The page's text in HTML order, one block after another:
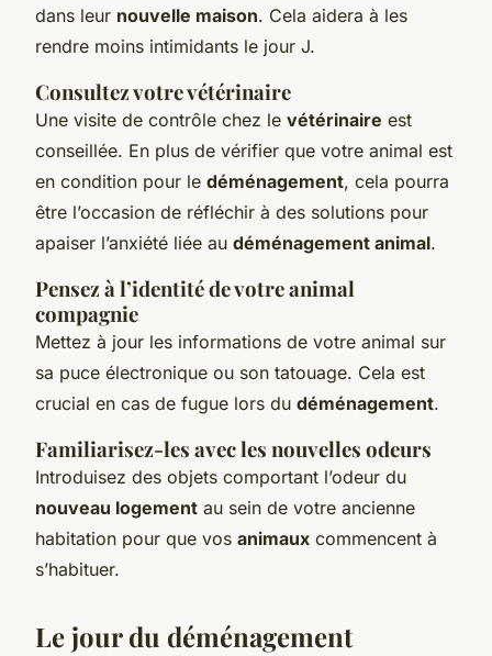
dans leur nouvelle maison. Cela aidera à les
rendre moins intimidants le jour J.
Consultez votrevétérinaire
Une visite de contrôle chez le vétérinaire est
conseillée. En plus de vérifier que votre animal est
en condition pour le déménagement, cela pourra
être l’occasion de réfléchir à des solutions pour
apaiser l’anxiété liée au déménagement animal.
Pensez à l’identité de votreanimal
compagnie
Mettez à jour les informations de votre animal sur
sa puce électronique ou son tatouage. Cela est
crucial en cas de fugue lors du déménagement.
Familiarisez-les avec les nouvelles odeurs
Introduisez des objets comportant l’odeur du
nouveau logement au sein de votre ancienne
habitation pour que vos animaux commencent à
s’habituer.
Le jour du déménagement